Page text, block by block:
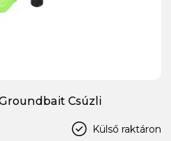
Csúzli
Külső raktáron